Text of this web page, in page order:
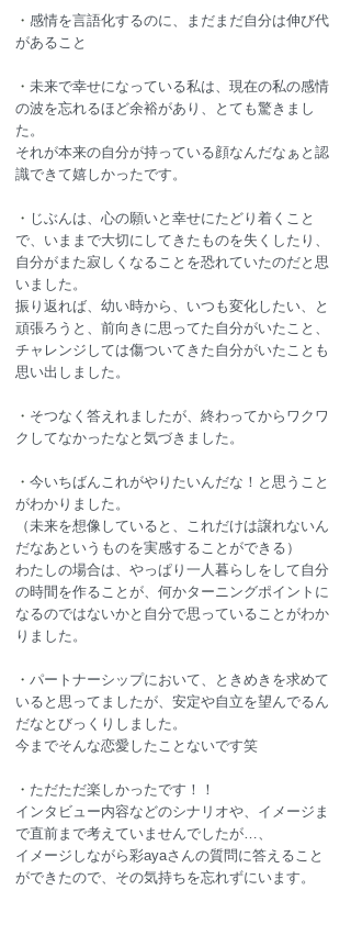
・ 感情を言語化するのに、まだまだ自分は伸び代
があること
・ 未来で幸せになっている私は、現在の私の感情
の波を忘れるほど余裕があり、とても驚きまし
た。
それが本来の自分が持っている顔なんだなぁと認
識できて嬉しかったです。
・ じぶんは、心の願いと幸せにたどり着くこと
で、いままで大切にしてきたものを失くしたり、
自分がまた寂しくなることを恐れていたのだと思
いました。
振り返れば、幼い時から、いつも変化したい、と
頑張ろうと、前向きに思ってた自分がいたこと、
チャレンジしては傷ついてきた自分がいたことも
思い出しました。
・ そつなく答えれましたが、終わってからワクワ
クしてなかったなと気づきました。
・ 今いちばんこれがやりたいんだな！と思うこと
がわかりました。
（未来を想像していると、これだけは譲れないん
だなあというものを実感することができる）
わたしの場合は、やっぱり一人暮らしをして自分
の時間を作ることが、何かターニングポイントに
なるのではないかと自分で思っていることがわか
りました。
・ パートナーシップにおいて、ときめきを求めて
いると思ってましたが、安定や自立を望んでるん
だなとびっくりしました。
今までそんな恋愛したことないです笑
・ ただただ楽しかったです！！
インタビュー内容などのシナリオや、イメージま
で直前まで考えていませんでしたが…、
イメージしながら彩ayaさんの質問に答えること
ができたので、その気持ちを忘れずにいます。